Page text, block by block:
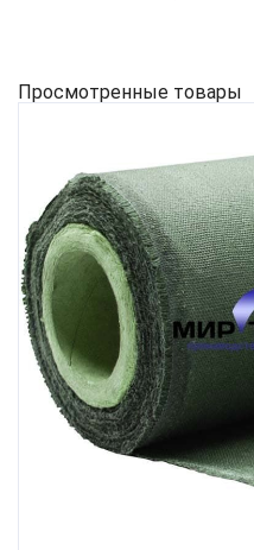
Просмотренные товары